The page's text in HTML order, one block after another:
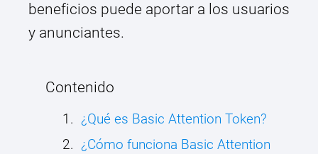
beneficios puede aportar a los usuarios
y anunciantes.
Contenido
¿Qué es Basic Attention Token?
¿Cómo funciona Basic Attention